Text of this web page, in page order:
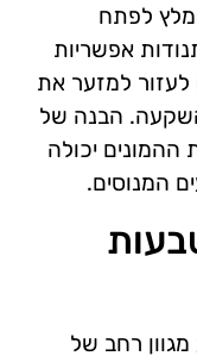
לפתח
אפשריות
לעזור למזער את
הבנה של
ההמונים יכולה
המנוסים.
רחב של